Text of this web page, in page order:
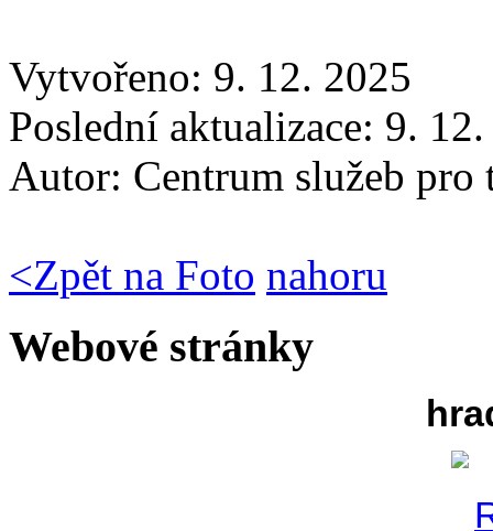
Vytvořeno: 9. 12. 2025
Poslední aktualizace: 9.
Autor: Centrum služeb pro
<Zpět na Foto nahoru
Webové stránky